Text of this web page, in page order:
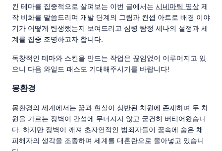
킨 테마를 집중적으로 살펴보는 이번 글에서는 시네마틱 영상 제
작 비화를 말씀드리며 개발 단계의 그림과 컨셉 아트로 배경 이야
기가 어떻게 탄생했는지 보여드리고 심령 탐정 세나의 설정과 세
계를 집중 조명하고자 합니다.
독창적인 테마와 스킨을 만드는 작업은 끊임없이 이루어지고 있
으니 다음 와일드 패스도 기대해주시기를 바랍니다!
몽환경
몽환경의 세계에서는 꿈과 현실이 상반된 차원에 존재하며 두 차
원을 가르는 장벽이 간섭에 무너지지 않고 굳건히 버티어왔습니
다. 하지만 장벽이 깨져 초자연적인 범죄자들이 꿈속에 숨은 채
피해자의 생각을 조종하며 세계를 대혼란으로 몰아넣고 있습니